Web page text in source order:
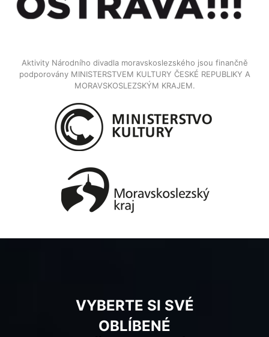
Aktivity Národního divadla moravskoslezského jsou finančně
podporovány MINISTERSTVEM KULTURY ČESKÉ REPUBLIKY A
MORAVSKOSLEZSKÝM KRAJEM.
VYBERTE SI SVÉ
OBLÍBENÉ